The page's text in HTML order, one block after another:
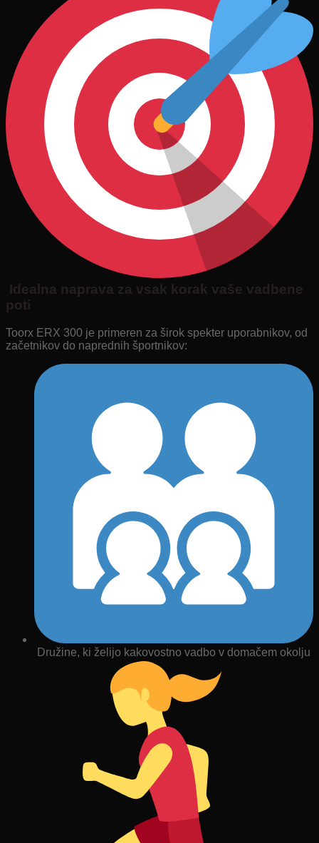
Idealna naprava za vsak korak vaše vadbene
poti
Toorx ERX 300 je primeren za širok spekter uporabnikov, od
začetnikov do naprednih športnikov:
Družine, ki želijo kakovostno vadbo v domačem okolju